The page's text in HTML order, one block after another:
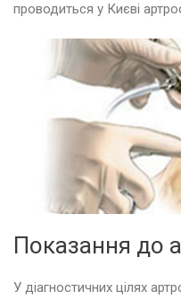
проводиться у Києві
Показання до
У діагностичних цілях